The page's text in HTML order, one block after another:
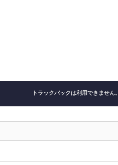
トラックバックは利用できません。